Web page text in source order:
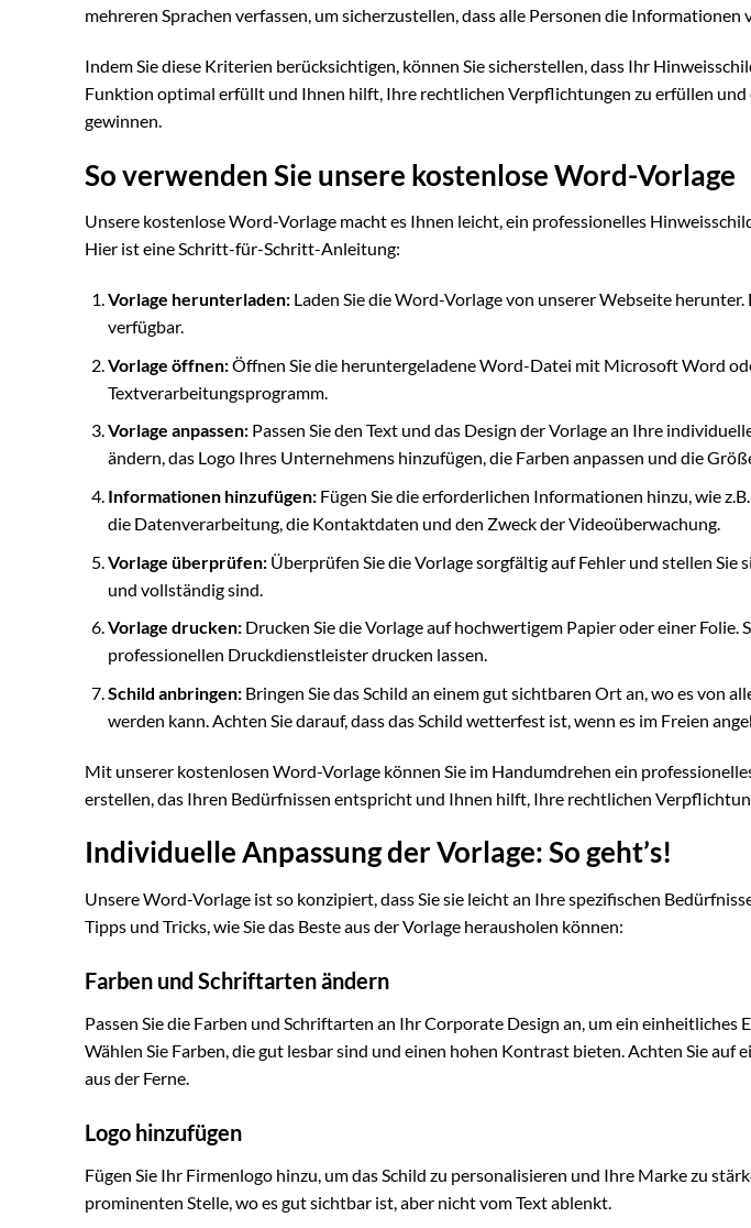
mehreren Sprachen verfassen, um sicherzustellen, dass alle Personen die Informationen
Indem Sie diese Kriterien berücksichtigen, können Sie sicherstellen, dass Ihr
Funktion optimal erfüllt und Ihnen hilft, Ihre rechtlichen Verpflichtungen zu erfüllen
gewinnen.
So verwenden Sie unsere kostenlose Word-Vorlage
Unsere kostenlose Word-Vorlage macht es Ihnen leicht, ein professionelles
Hier ist eine Schritt-für-Schritt-Anleitung:
Vorlage herunterladen:Laden Sie die Word-Vorlage von unserer Webseite
verfügbar.
Vorlage öffnen:Öffnen Sie die heruntergeladene Word-Datei mit Microsoft Word
Textverarbeitungsprogramm.
Vorlage anpassen:Passen Sie den Text und das Design der Vorlage an Ihre
ändern, das Logo Ihres Unternehmens hinzufügen, die Farben anpassen und die
Informationen hinzufügen:Fügen Sie die erforderlichen Informationen hinzu, wie
die Datenverarbeitung, die Kontaktdaten und den Zweck der Videoüberwachung.
Vorlage überprüfen:Überprüfen Sie die Vorlage sorgfältig auf Fehler und stellen Sie
und vollständig sind.
Vorlage drucken:Drucken Sie die Vorlage auf hochwertigem Papier oder einer Folie.
professionellen Druckdienstleister drucken lassen.
Schild anbringen:Bringen Sie das Schild an einem gut sichtbaren Ort an, wo es von
werden kann. Achten Sie darauf, dass das Schild wetterfest ist, wenn es im Freien
Mit unserer kostenlosen Word-Vorlage können Sie im Handumdrehen ein
erstellen, das Ihren Bedürfnissen entspricht und Ihnen hilft, Ihre rechtlichen
Individuelle Anpassung der Vorlage: So geht’s!
Unsere Word-Vorlage ist so konzipiert, dass Sie sie leicht an Ihre spezifischen
Tipps und Tricks, wie Sie das Beste aus der Vorlage herausholen können:
Farben und Schriftarten ändern
Passen Sie die Farben und Schriftarten an Ihr Corporate Design an, um ein einheitliches
Wählen Sie Farben, die gut lesbar sind und einen hohen Kontrast bieten. Achten Sie auf
aus der Ferne.
Logo hinzufügen
Fügen Sie Ihr Firmenlogo hinzu, um das Schild zu personalisieren und Ihre Marke zu
prominenten Stelle, wo es gut sichtbar ist, aber nicht vom Text ablenkt.